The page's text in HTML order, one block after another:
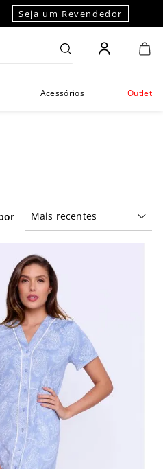
Seja um Revendedor
Acessórios Outlet
Mais recentes